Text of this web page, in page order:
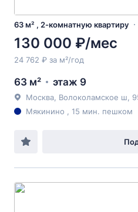
63 м² , 2-комнатную квартиру
130 000 ₽/мес
24 762 ₽ за м²/год
63 м² этаж 9
Москва, Волоколамское ш,
Мякинино , 15 мин. пешком